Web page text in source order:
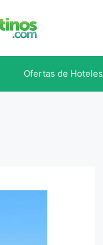
Ofertas de Hoteles